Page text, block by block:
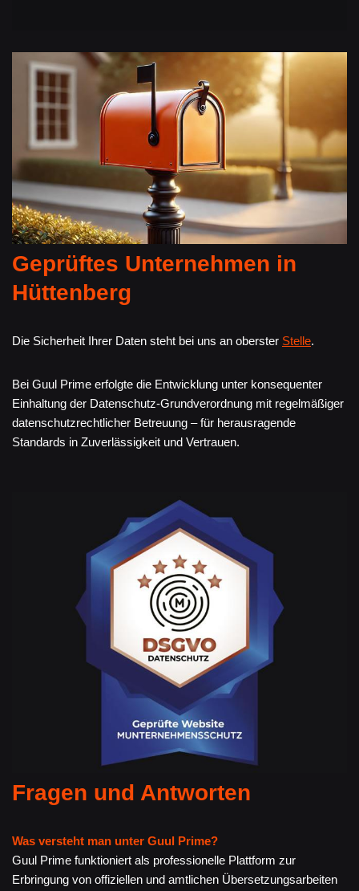
Geprüftes Unternehmen in
Hüttenberg
Die Sicherheit Ihrer Daten steht bei uns an oberster Stelle.
Bei Guul Prime erfolgte die Entwicklung unter konsequenter
Einhaltung der Datenschutz-Grundverordnung mit regelmäßiger
datenschutzrechtlicher Betreuung – für herausragende
Standards in Zuverlässigkeit und Vertrauen.
Fragen und Antworten
Was versteht man unter Guul Prime?
Guul Prime funktioniert als professionelle Plattform zur
Erbringung von offiziellen und amtlichen Übersetzungsarbeiten